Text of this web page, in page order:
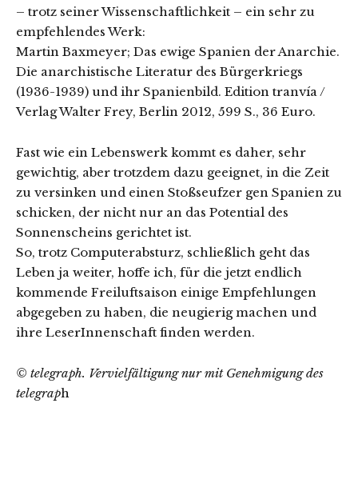
– trotz seiner Wissenschaftlichkeit – ein sehr zu
empfehlendes Werk:
Martin Baxmeyer; Das ewige Spanien der Anarchie.
Die anarchistische Literatur des Bürgerkriegs
(1936-1939) und ihr Spanienbild. Edition tranvía /
Verlag Walter Frey, Berlin 2012, 599 S., 36 Euro.
Fast wie ein Lebenswerk kommt es daher, sehr
gewichtig, aber trotzdem dazu geeignet, in die Zeit
zu versinken und einen Stoßseufzer gen Spanien zu
schicken, der nicht nur an das Potential des
Sonnenscheins gerichtet ist.
So, trotz Computerabsturz, schließlich geht das
Leben ja weiter, hoffe ich, für die jetzt endlich
kommende Freiluftsaison einige Empfehlungen
abgegeben zu haben, die neugierig machen und
ihre LeserInnenschaft finden werden.
© telegraph. Vervielfältigung nur mit Genehmigung des
telegraph